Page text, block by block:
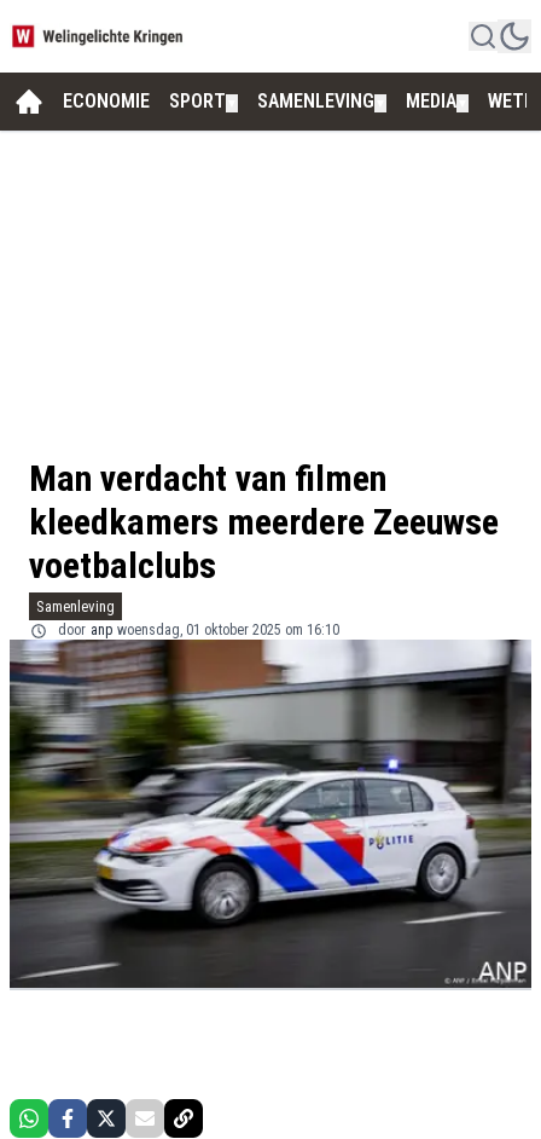
ECONOMIE SPORT SAMENLEVING MEDIA
Man verdacht van filmen
kleedkamers meerdere Zeeuwse
voetbalclubs
Samenleving
door anp woensdag, 01 oktober 2025 om 16:10